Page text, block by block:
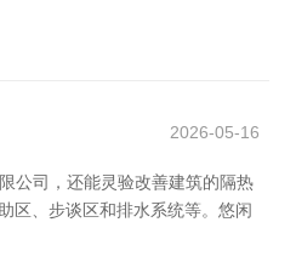
2026-05-16
公司，还能灵验改善建筑的隔热
区、步谈区和排水系统等。悠闲